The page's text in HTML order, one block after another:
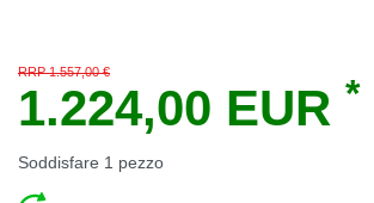
RRP 1.557,00 €
1.224,00 EUR *
Soddisfare 1 pezzo